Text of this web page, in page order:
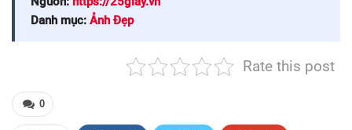
Danh mục: Ảnh Đẹp
Rate this post
0